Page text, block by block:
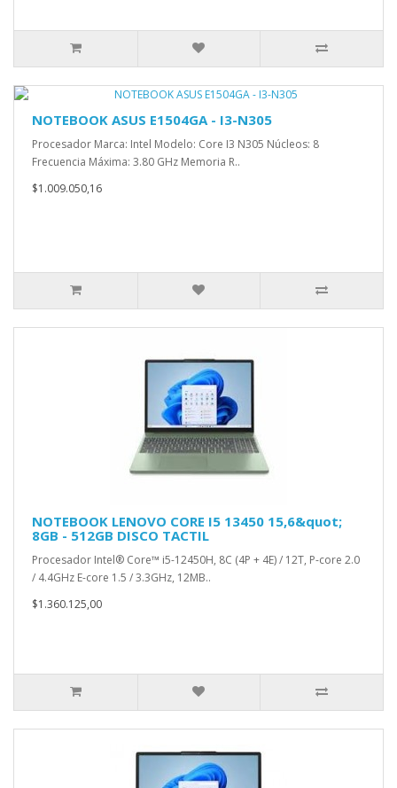
NOTEBOOK ASUS E1504GA - I3-N305
Procesador Marca: Intel Modelo: Core I3 N305 Núcleos: 8
Frecuencia Máxima: 3.80 GHz Memoria R..
$1.009.050,16
NOTEBOOK LENOVO CORE I5 13450 15,6&quot;
8GB - 512GB DISCO TACTIL
Procesador Intel® Core™ i5-12450H, 8C (4P + 4E) / 12T, P-core 2.0
/ 4.4GHz E-core 1.5 / 3.3GHz, 12MB..
$1.360.125,00